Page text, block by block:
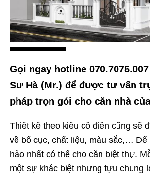
Gọi ngay hotline
Sư Hà (Mr.) để được tư vấn
pháp trọn gói cho căn nhà
Thiết kế theo kiểu cổ điển cũng sẽ
về bố cục, chất liệu, màu sắc,… Để
hảo nhất có thể cho căn biệt thự.
một sự khác biệt nhưng tựu chung